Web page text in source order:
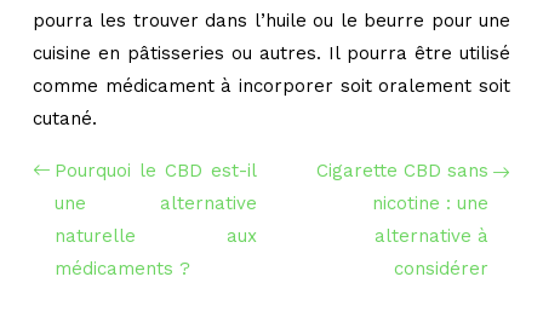
pourra les trouver dans l’huile ou le beurre pour une
cuisine en pâtisseries ou autres. Il pourra être utilisé
comme médicament à incorporer soit oralement soit
cutané.
Pourquoi le CBD est-il
une alternative
naturelle aux
médicaments ?
Cigarette CBD sans
nicotine : une
alternative à
considérer